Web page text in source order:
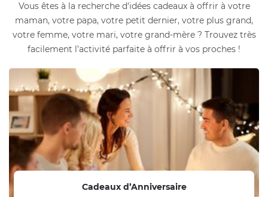
Vous êtes à la recherche d'idées cadeaux à offrir à votre
maman, votre papa, votre petit dernier, votre plus grand,
votre femme, votre mari, votre grand-mère ? Trouvez très
facilement l’activité parfaite à offrir à vos proches !
Cadeaux d’Anniversaire